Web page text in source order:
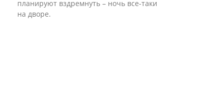
планируют вздремнуть – ночь все-таки
на дворе.